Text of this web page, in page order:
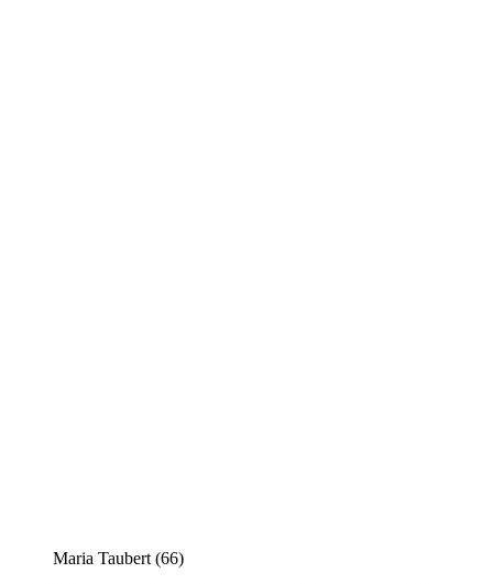
Maria Taubert (66)